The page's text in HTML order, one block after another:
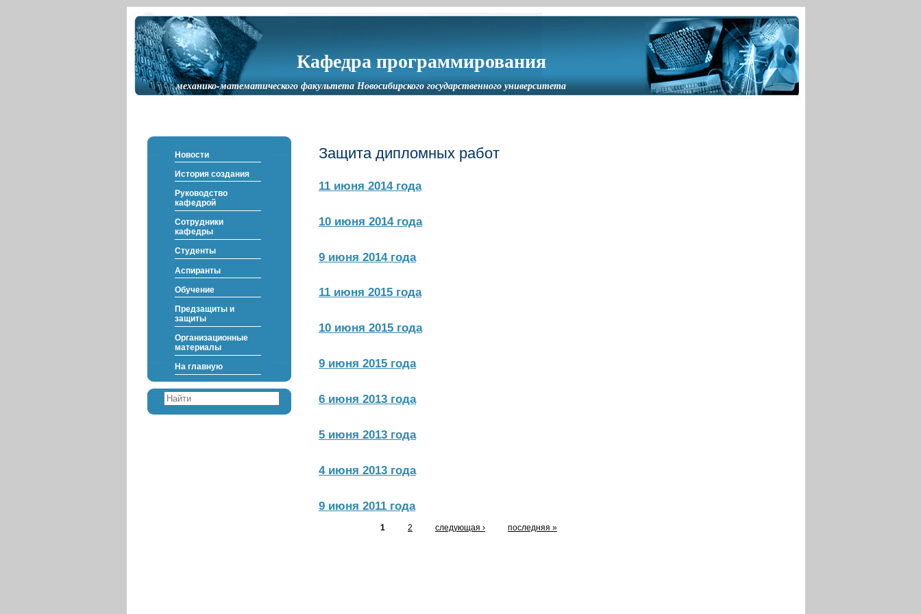
Кафедра программирования
механико-математического факультета Новосибирского государственного университета
Защита дипломных работ
11 июня 2014 года
10 июня 2014 года
9 июня 2014 года
11 июня 2015 года
10 июня 2015 года
9 июня 2015 года
6 июня 2013 года
5 июня 2013 года
4 июня 2013 года
9 июня 2011 года
1 2 следующая › последняя »
Новости
История создания
Руководство
кафедрой
Сотрудники
кафедры
Студенты
Аспиранты
Обучение
Предзащиты и
защиты
Организационные
материалы
На главную